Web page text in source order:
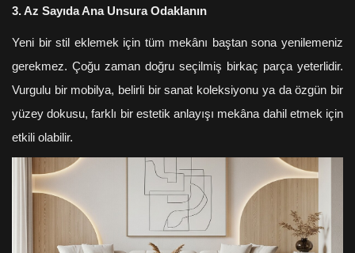
3. Az Sayıda Ana Unsura Odaklanın
Yeni bir stil eklemek için tüm mekânı baştan sona yenilemeniz
gerekmez. Çoğu zaman doğru seçilmiş birkaç parça yeterlidir.
Vurgulu bir mobilya, belirli bir sanat koleksiyonu ya da özgün bir
yüzey dokusu, farklı bir estetik anlayışı mekâna dahil etmek için
etkili olabilir.